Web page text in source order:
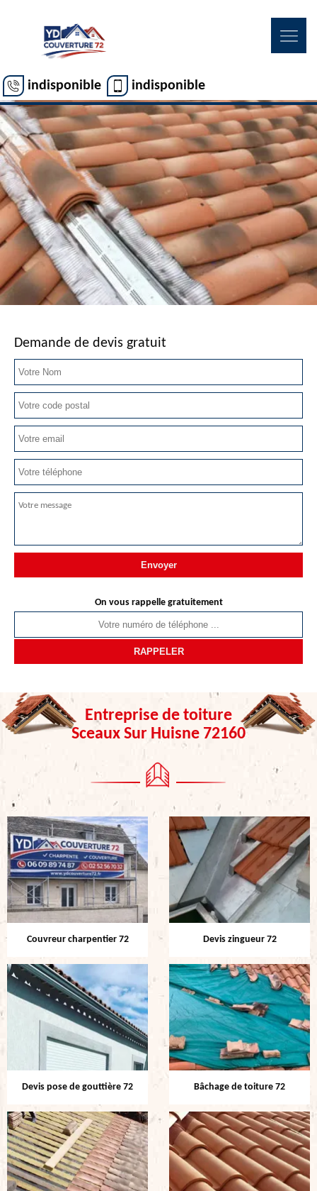
indisponible indisponible
Demande de devis gratuit
On vous rappelle gratuitement
Entreprise de toiture
Sceaux Sur Huisne 72160
Couvreur charpentier 72 Devis zingueur 72
Devis pose de gouttière 72 Bâchage de toiture 72